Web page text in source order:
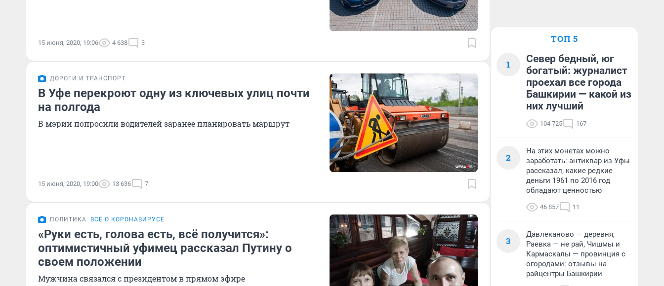
15 июня, 2020, 19:06 4 638 3
ДОРОГИ И ТРАНСПОРТ
В Уфе перекроют одну из ключевых улиц почти
на полгода
В мэрии попросили водителей заранее планировать маршрут
15 июня, 2020, 19:00 13 636 7
ПОЛИТИКА ВСЁ О КОРОНАВИРУСЕ
«Руки есть, голова есть, всё получится»:
оптимистичный уфимец рассказал Путину о
своем положении
Мужчина связался с президентом в прямом эфире
ТОП 5
1
Север бедный, юг
богатый: журналист
проехал все города
Башкирии — какой из
них лучший
104 725 167
2
На этих монетах можно
заработать: антиквар из Уфы
рассказал, какие редкие
деньги 1961 по 2016 год
обладают ценностью
46 857 11
3
Давлеканово — деревня,
Раевка — не рай, Чишмы и
Кармаскалы — провинция с
огородами: отзывы на
райцентры Башкирии